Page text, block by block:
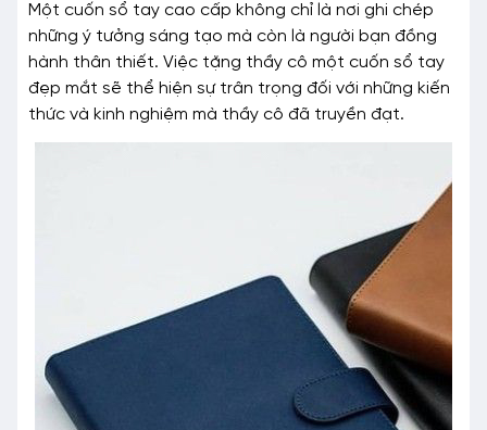
Một cuốn sổ tay cao cấp không chỉ là nơi ghi chép
những ý tưởng sáng tạo mà còn là người bạn đồng
hành thân thiết. Việc tặng thầy cô một cuốn sổ tay
đẹp mắt sẽ thể hiện sự trân trọng đối với những kiến
thức và kinh nghiệm mà thầy cô đã truyền đạt.